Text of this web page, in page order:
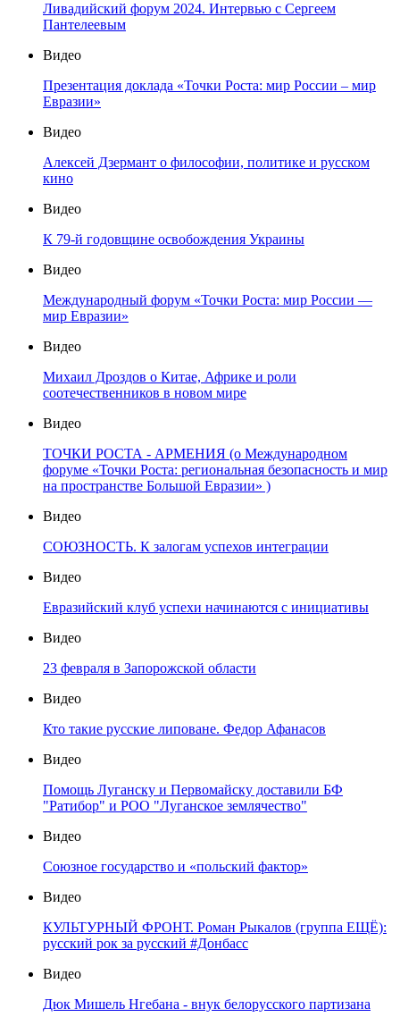
Ливадийский форум 2024. Интервью с Сергеем
Пантелеевым
Видео
Презентация доклада «Точки Роста: мир России – мир
Евразии»
Видео
Алексей Дзермант о философии, политике и русском
кино
Видео
К 79-й годовщине освобождения Украины
Видео
Международный форум «Точки Роста: мир России —
мир Евразии»
Видео
Михаил Дроздов о Китае, Африке и роли
соотечественников в новом мире
Видео
ТОЧКИ РОСТА - АРМЕНИЯ (о Международном
форуме «Точки Роста: региональная безопасность и мир
на пространстве Большой Евразии» )
Видео
СОЮЗНОСТЬ. К залогам успехов интеграции
Видео
Евразийский клуб успехи начинаются с инициативы
Видео
23 февраля в Запорожской области
Видео
Кто такие русские липоване. Федор Афанасов
Видео
Помощь Луганску и Первомайску доставили БФ
"Ратибор" и РОО "Луганское землячество"
Видео
Союзное государство и «польский фактор»
Видео
КУЛЬТУРНЫЙ ФРОНТ. Роман Рыкалов (группа ЕЩЁ):
русский рок за русский #Донбасс
Видео
Дюк Мишель Нгебана - внук белорусского партизана